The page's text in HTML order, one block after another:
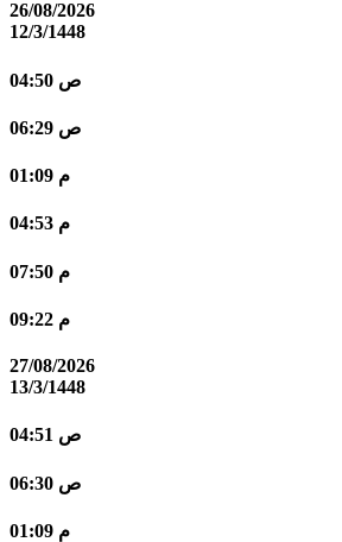
26/08/2026
12/3/1448
04:50 ص
06:29 ص
01:09 م
04:53 م
07:50 م
09:22 م
27/08/2026
13/3/1448
04:51 ص
06:30 ص
01:09 م